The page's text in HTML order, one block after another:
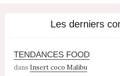
Les derniers
TENDANCES FOOD
dans Insert coco Malibu